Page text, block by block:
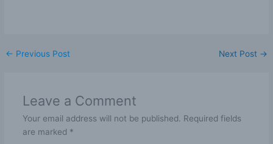
← Previous Post Next Post →
Leave a Comment
Your email address will not be published. Required fields
are marked *